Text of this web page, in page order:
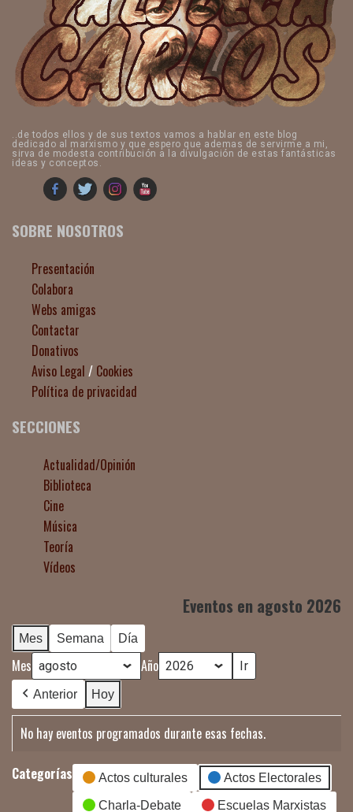
..de todos ellos y de sus textos vamos a hablar en este blog
dedicado al marxismo y que espero que ademas de servirme a mi,
sirva de modesta contribución a la divulgación de estas fantásticas
ideas y conceptos.
SOBRE NOSOTROS
Presentación
Colabora
Webs amigas
Contactar
Donativos
Aviso Legal / Cookies
Política de privacidad
SECCIONES
Actualidad/Opinión
Biblioteca
Cine
Música
Teoría
Vídeos
Eventos en agosto 2026
Mes Semana Día
Mes Año
Anterior Hoy
No hay eventos programados durante esas fechas.
Categorías Actos culturales Actos Electorales
Charla-Debate Escuelas Marxistas